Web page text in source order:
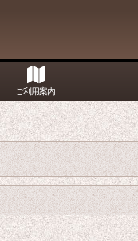
ご利用案内